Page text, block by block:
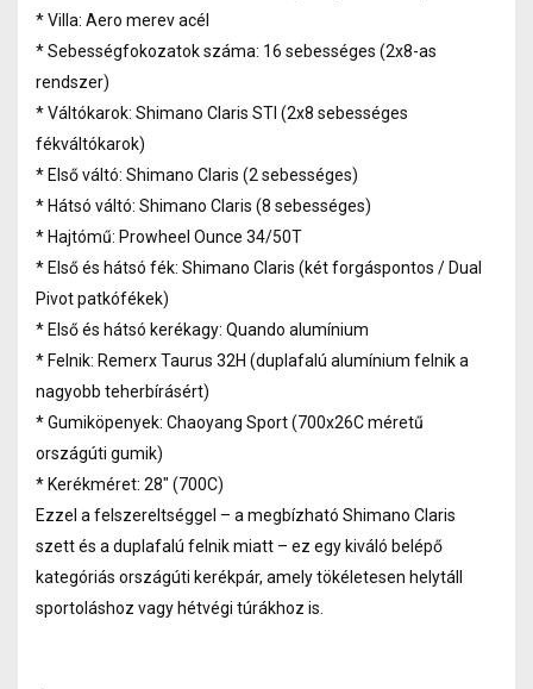
* Villa: Aero merev acél
* Sebességfokozatok száma: 16 sebességes (2x8-as
rendszer)
* Váltókarok: Shimano Claris STI (2x8 sebességes
fékváltókarok)
* Első váltó: Shimano Claris (2 sebességes)
* Hátsó váltó: Shimano Claris (8 sebességes)
* Hajtómű: Prowheel Ounce 34/50T
* Első és hátsó fék: Shimano Claris (két forgáspontos / Dual
Pivot patkófékek)
* Első és hátsó kerékagy: Quando alumínium
* Felnik: Remerx Taurus 32H (duplafalú alumínium felnik a
nagyobb teherbírásért)
* Gumiköpenyek: Chaoyang Sport (700x26C méretű
országúti gumik)
* Kerékméret: 28" (700C)
Ezzel a felszereltséggel – a megbízható Shimano Claris
szett és a duplafalú felnik miatt – ez egy kiváló belépő
kategóriás országúti kerékpár, amely tökéletesen helytáll
sportoláshoz vagy hétvégi túrákhoz is.